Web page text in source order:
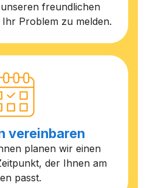
freundlichen
Problem zu melden.
vereinbaren
planen wir einen
der Ihnen am
passt.